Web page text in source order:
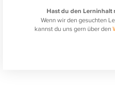
Hast du den Lerninhalt
Wenn wir den gesuchten
kannst du uns gern über den